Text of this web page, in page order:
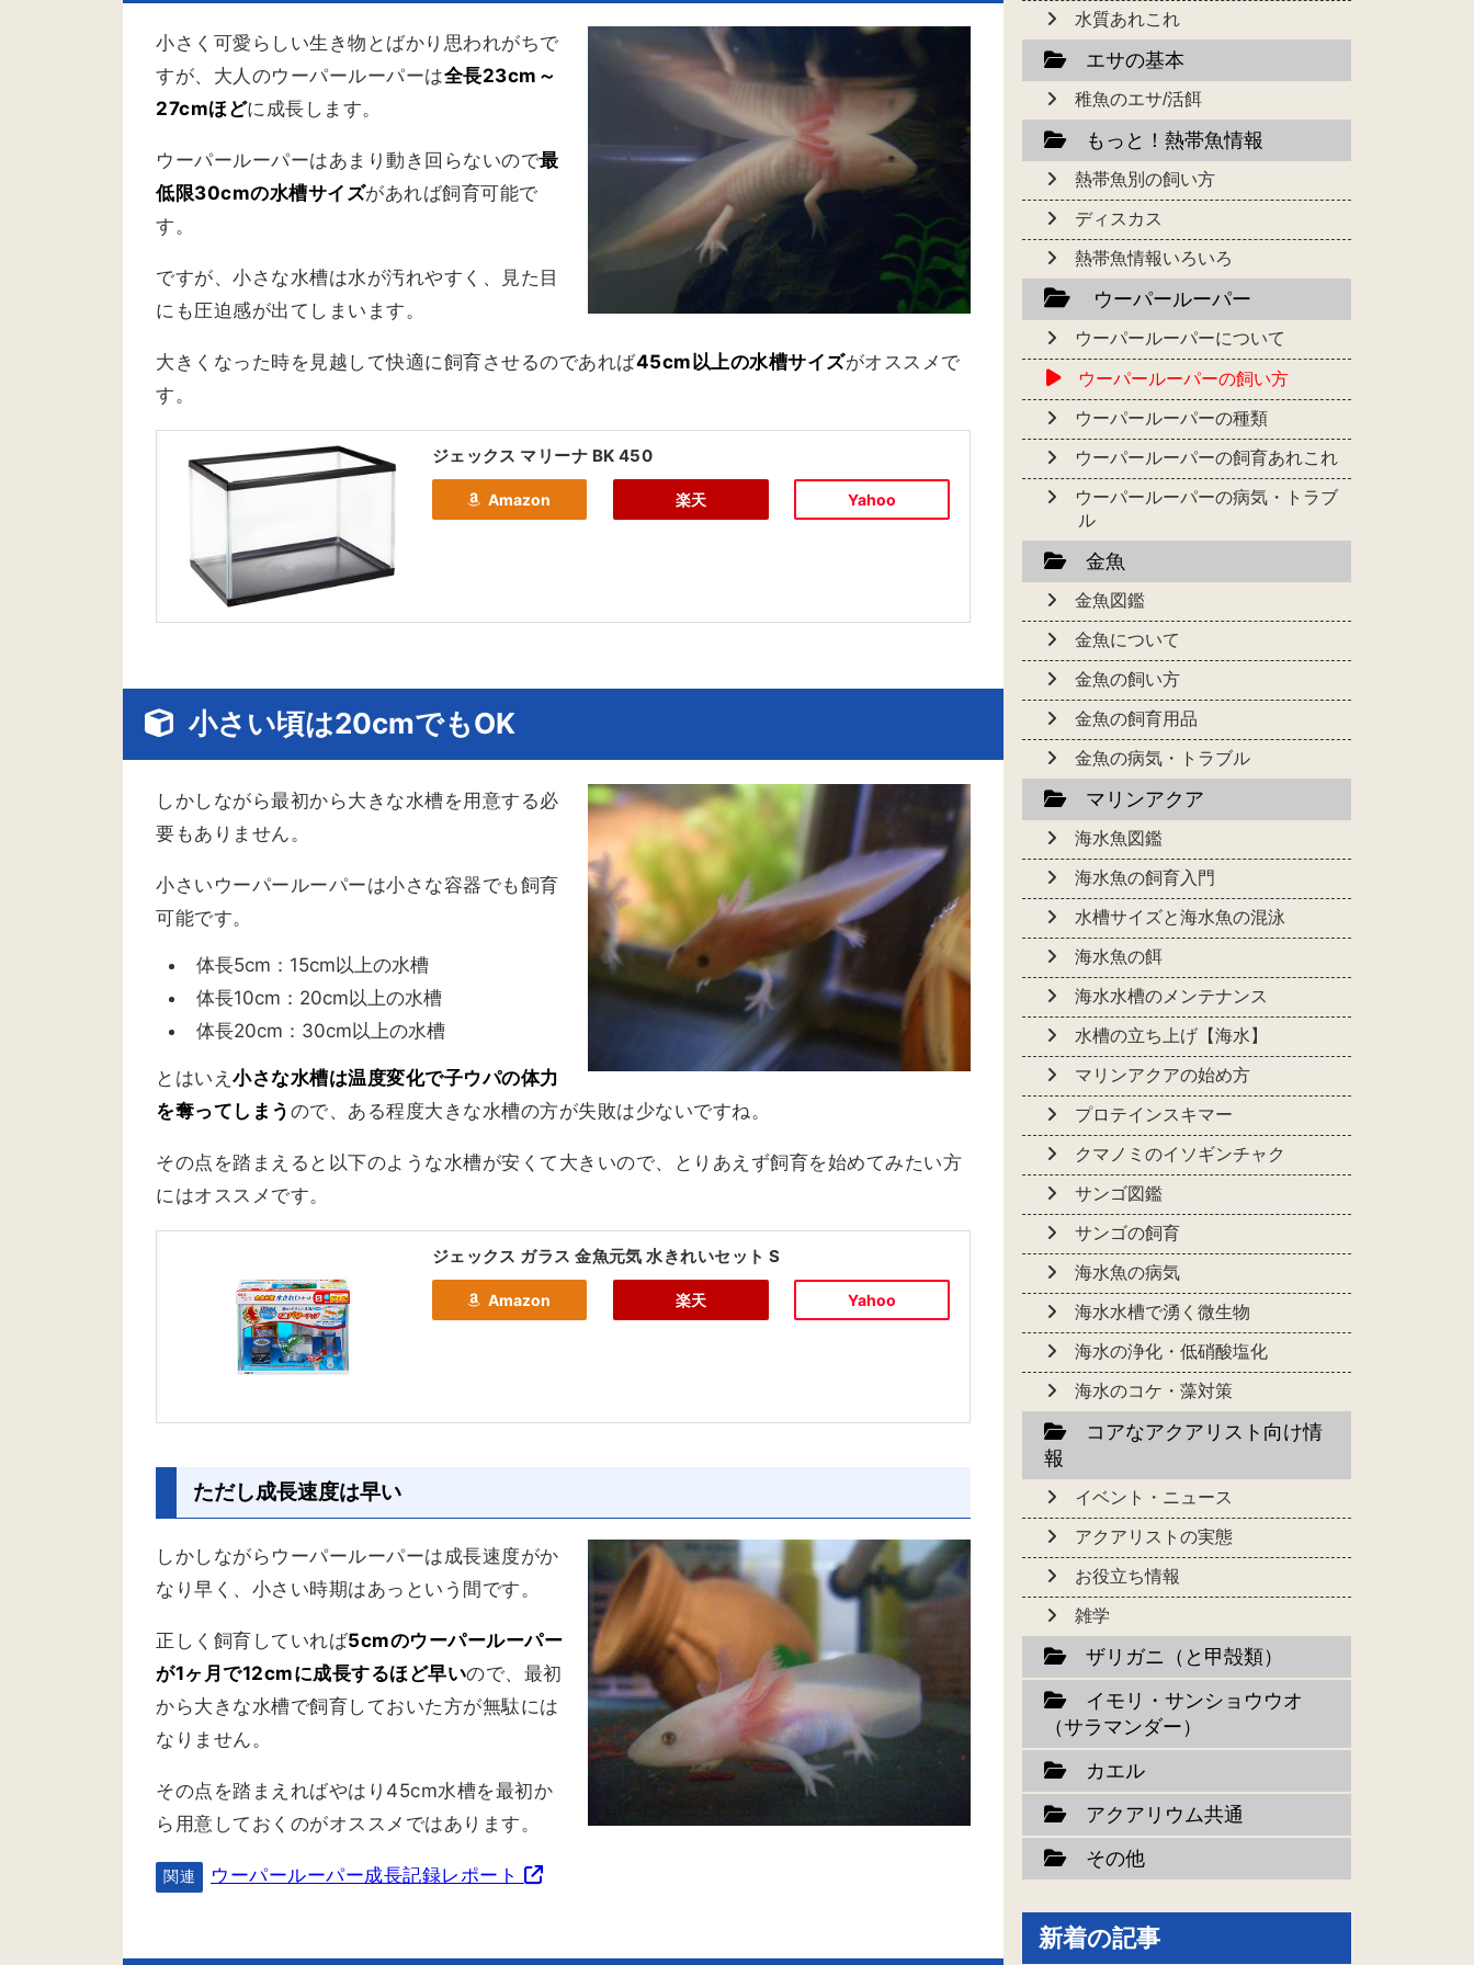
小さく可愛らしい生き物とばかり思われがちで
すが、大人のウーパールーパーは全長23cm～
27cmほどに成長します。
ウーパールーパーはあまり動き回らないので最
低限30cmの水槽サイズがあれば飼育可能で
す。
ですが、小さな水槽は水が汚れやすく、見た目
にも圧迫感が出てしまいます。
大きくなった時を見越して快適に飼育させるのであれば45cm以上の水槽サイズがオススメで
す。
ジェックス マリーナ BK 450
Amazon 楽天 Yahoo
小さい頃は20cmでもOK
しかしながら最初から大きな水槽を用意する必
要もありません。
小さいウーパールーパーは小さな容器でも飼育
可能です。
体長5cm：15cm以上の水槽
体長10cm：20cm以上の水槽
体長20cm：30cm以上の水槽
とはいえ小さな水槽は温度変化で子ウパの体力
を奪ってしまう ので、ある程度大きな水槽の方が失敗は少ないですね。
その点を踏まえると以下のような水槽が安くて大きいので、とりあえず飼育を始めてみたい方
にはオススメです。
ジェックス ガラス 金魚元気 水きれいセット S
Amazon 楽天 Yahoo
ただし成長速度は早い
しかしながらウーパールーパーは成長速度がか
なり早く、小さい時期はあっという間です。
正しく飼育していれば5cmのウーパールーパー
が1ヶ月で12cmに成長するほど早いので、最初
から大きな水槽で飼育しておいた方が無駄には
なりません。
その点を踏まえればやはり45cm水槽を最初か
ら用意しておくのがオススメではあります。
関連 ウーパールーパー成長記録レポート
水質あれこれ
エサの基本
稚魚のエサ/活餌
もっと！熱帯魚情報
熱帯魚別の飼い方
ディスカス
熱帯魚情報いろいろ
ウーパールーパー
ウーパールーパーについて
ウーパールーパーの飼い方
ウーパールーパーの種類
ウーパールーパーの飼育あれこれ
ウーパールーパーの病気・トラブ
ル
金魚
金魚図鑑
金魚について
金魚の飼い方
金魚の飼育用品
金魚の病気・トラブル
マリンアクア
海水魚図鑑
海水魚の飼育入門
水槽サイズと海水魚の混泳
海水魚の餌
海水水槽のメンテナンス
水槽の立ち上げ【海水】
マリンアクアの始め方
プロテインスキマー
クマノミのイソギンチャク
サンゴ図鑑
サンゴの飼育
海水魚の病気
海水水槽で湧く微生物
海水の浄化・低硝酸塩化
海水のコケ・藻対策
コアなアクアリスト向け情
報
イベント・ニュース
アクアリストの実態
お役立ち情報
雑学
ザリガニ（と甲殻類）
イモリ・サンショウウオ
（サラマンダー）
カエル
アクアリウム共通
その他
新着の記事